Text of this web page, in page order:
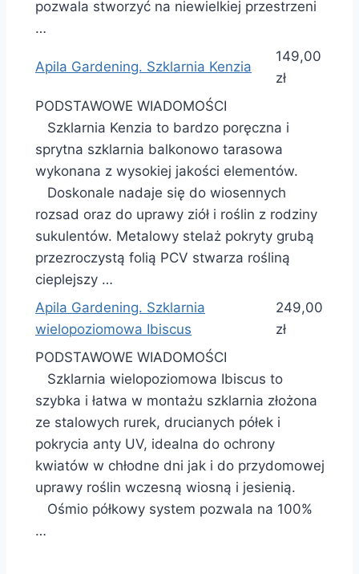
pozwala stworzyć na niewielkiej przestrzeni
…
Apila Gardening. Szklarnia Kenzia
149,00
zł
PODSTAWOWE WIADOMOŚCI
Szklarnia Kenzia to bardzo poręczna i
sprytna szklarnia balkonowo tarasowa
wykonana z wysokiej jakości elementów.
Doskonale nadaje się do wiosennych
rozsad oraz do uprawy ziół i roślin z rodziny
sukulentów. Metalowy stelaż pokryty grubą
przezroczystą folią PCV stwarza rośliną
cieplejszy …
Apila Gardening. Szklarnia
wielopoziomowa Ibiscus
249,00
zł
PODSTAWOWE WIADOMOŚCI
Szklarnia wielopoziomowa Ibiscus to
szybka i łatwa w montażu szklarnia złożona
ze stalowych rurek, drucianych półek i
pokrycia anty UV, idealna do ochrony
kwiatów w chłodne dni jak i do przydomowej
uprawy roślin wczesną wiosną i jesienią.
Ośmio półkowy system pozwala na 100%
…